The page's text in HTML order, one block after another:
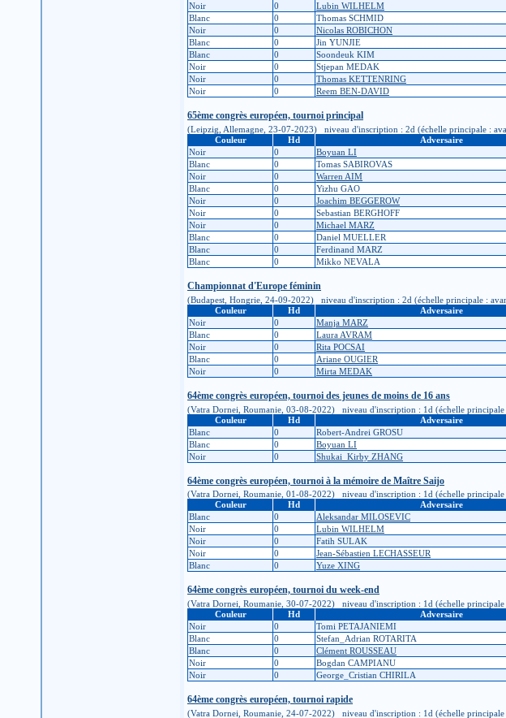
Noir
0 Lubin WILHELM
Blanc
0 Thomas SCHMID
Noir
0 Nicolas ROBICHON
Blanc
0 Jin YUNJIE
Blanc
0 Soondeuk KIM
Noir
0 Stjepan MEDAK
Noir
0 Thomas KETTENRING
Noir
0 Reem BEN-DAVID
65ème congrès européen, tournoi principal
(Leipzig, Allemagne, 23-07-2023) niveau d'inscription : 2d (échelle principale :
Couleur
Hd Adversaire
Noir
0 Boyuan LI
Blanc
0 Tomas SABIROVAS
Noir
0 Warren AIM
Blanc
0 Yizhu GAO
Noir
0 Joachim BEGGEROW
Noir
0 Sebastian BERGHOFF
Noir
0 Michael MARZ
Blanc
0 Daniel MUELLER
Blanc
0 Ferdinand MARZ
Blanc
0 Mikko NEVALA
Championnat d'Europe féminin
(Budapest, Hongrie, 24-09-2022) niveau d'inscription : 2d (échelle principale :
Couleur
Hd Adversaire
Noir
0 Manja MARZ
Blanc
0 Laura AVRAM
Noir
0 Rita POCSAI
Blanc
0 Ariane OUGIER
Noir
0 Mirta MEDAK
64ème congrès européen, tournoi des jeunes de moins de 16 ans
(Vatra Dornei, Roumanie, 03-08-2022) niveau d'inscription : 1d (échelle
Couleur
Hd Adversaire
Blanc
0 Robert-Andrei GROSU
Blanc
0 Boyuan LI
Noir
0 Shukai_Kirby ZHANG
64ème congrès européen, tournoi à la mémoire de Maître Saijo
(Vatra Dornei, Roumanie, 01-08-2022) niveau d'inscription : 1d (échelle
Couleur
Hd Adversaire
Blanc
0 Aleksandar MILOSEVIC
Noir
0 Lubin WILHELM
Noir
0 Fatih SULAK
Noir
0 Jean-Sébastien LECHASSEUR
Blanc
0 Yuze XING
64ème congrès européen, tournoi du week-end
(Vatra Dornei, Roumanie, 30-07-2022) niveau d'inscription : 1d (échelle
Couleur
Hd Adversaire
Noir
0 Tomi PETAJANIEMI
Blanc
0 Stefan_Adrian ROTARITA
Blanc
0 Clément ROUSSEAU
Noir
0 Bogdan CAMPIANU
Noir
0 George_Cristian CHIRILA
64ème congrès européen, tournoi rapide
(Vatra Dornei, Roumanie, 24-07-2022) niveau d'inscription : 1d (échelle